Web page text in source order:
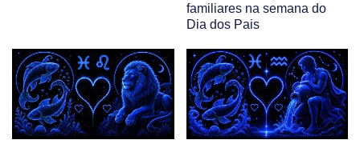
familiares na semana do
Dia dos Pais